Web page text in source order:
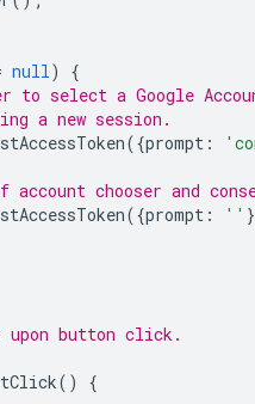
null)
{
to select a Google
a new session.
({prompt :
account chooser and
({prompt : ''
upon button click.
()
{